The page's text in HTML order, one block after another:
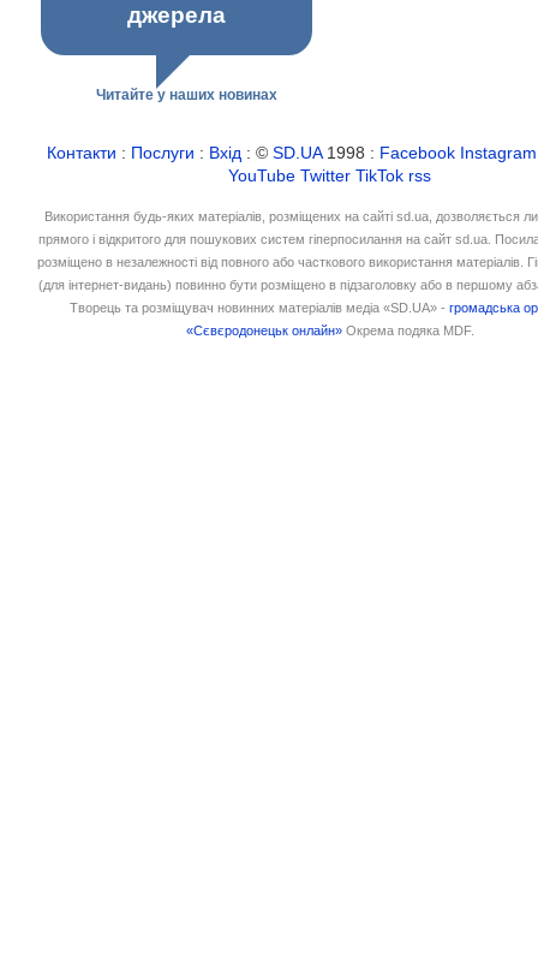
джерела
Читайте у наших новинах
Контакти : Послуги : Вхід : ©SD.UA1998 : Facebook Instagram
YouTube Twitter TikTok rss
Використання будь-яких матеріалів, розміщених на сайті sd.ua, дозволяється
прямого і відкритого для пошукових систем гіперпосилання на сайт sd.ua.
розміщено в незалежності від повного або часткового використання матеріалів.
(для інтернет-видань) повинно бути розміщено в підзаголовку або в першому
Творець та розміщувач новинних матеріалів медіа «SD.UA» -громадська
«Сєвєродонецьк онлайн» Окрема подяка MDF.